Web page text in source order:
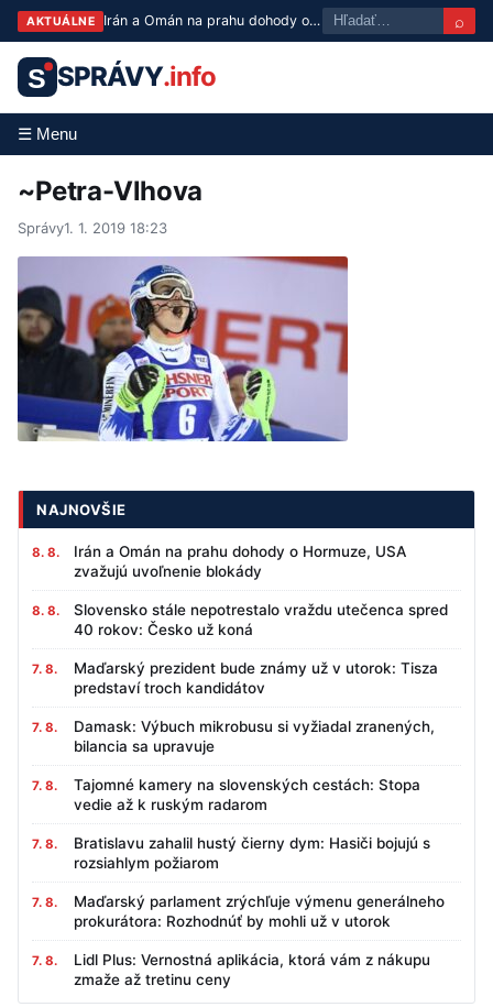
AKTUÁLNE Irán a Omán na prahu dohody o Hormuze, USA zvažujú uvoľnenie blokády ⌕
S SPRÁVY.info
☰ Menu
~Petra-Vlhova
Správy1. 1. 2019 18:23
NAJNOVŠIE
8. 8.
Irán a Omán na prahu dohody o Hormuze, USA
zvažujú uvoľnenie blokády
8. 8.
Slovensko stále nepotrestalo vraždu utečenca spred
40 rokov: Česko už koná
7. 8.
Maďarský prezident bude známy už v utorok: Tisza
predstaví troch kandidátov
7. 8.
Damask: Výbuch mikrobusu si vyžiadal zranených,
bilancia sa upravuje
7. 8.
Tajomné kamery na slovenských cestách: Stopa
vedie až k ruským radarom
7. 8.
Bratislavu zahalil hustý čierny dym: Hasiči bojujú s
rozsiahlym požiarom
7. 8.
Maďarský parlament zrýchľuje výmenu generálneho
prokurátora: Rozhodnúť by mohli už v utorok
7. 8.
Lidl Plus: Vernostná aplikácia, ktorá vám z nákupu
zmaže až tretinu ceny